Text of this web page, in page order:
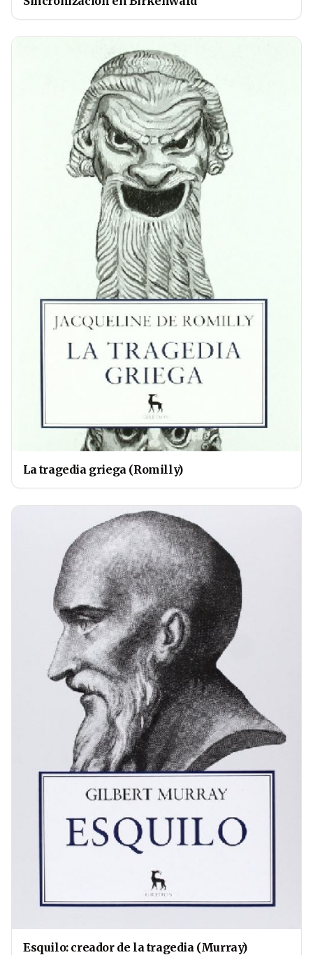
La tragedia griega (Romilly)
Esquilo: creador de la tragedia (Murray)